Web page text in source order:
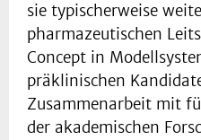
sie typischerweise
pharmazeutischen
Concept in
präklinischen
Zusammenarbeit mit
der akademischen